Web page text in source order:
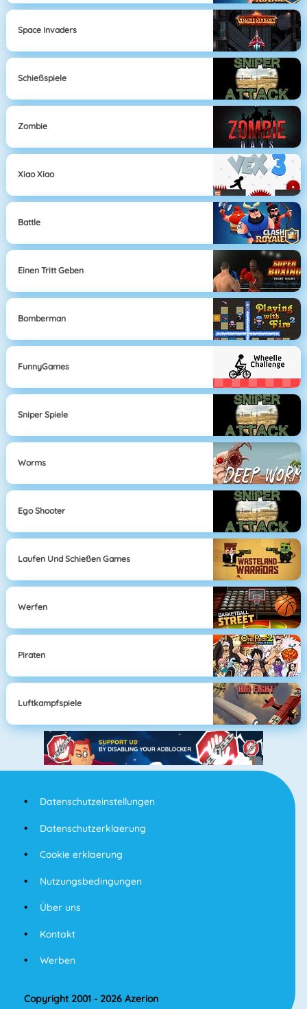
Space Invaders
Schießspiele
Zombie
Xiao Xiao
Battle
Einen Tritt Geben
Bomberman
FunnyGames
Sniper Spiele
Worms
Ego Shooter
Laufen Und Schießen Games
Werfen
Piraten
Luftkampfspiele
Datenschutzeinstellungen
Datenschutzerklaerung
Cookie erklaerung
Nutzungsbedingungen
Über uns
Kontakt
Werben
Copyright 2001 - 2026 Azerion